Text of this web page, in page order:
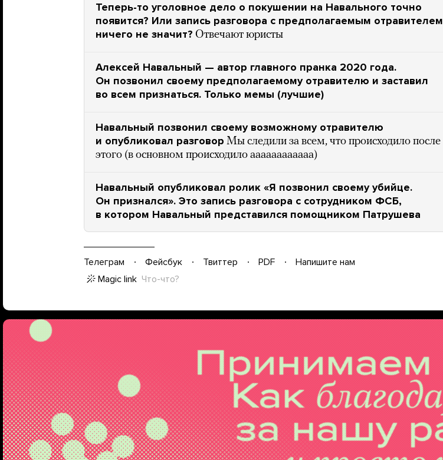
Теперь-то уголовное дело о покушении на Навального точно
появится? Или запись разговора с предполагаемым отравителем
ничего не значит? Отвечают юристы
Алексей Навальный — автор главного пранка 2020 года.
Он позвонил своему предполагаемому отравителю и заставил
во всем признаться. Только мемы (лучшие)
Навальный позвонил своему возможному отравителю
и опубликовал разговор Мы следили за всем, что происходило после
этого (в основном происходило аааааааааааа)
Навальный опубликовал ролик «Я позвонил своему убийце.
Он признался». Это запись разговора с сотрудником ФСБ,
в котором Навальный представился помощником Патрушева
Телеграм Фейсбук Твиттер PDF
Напишите нам
Magic link Что-что?